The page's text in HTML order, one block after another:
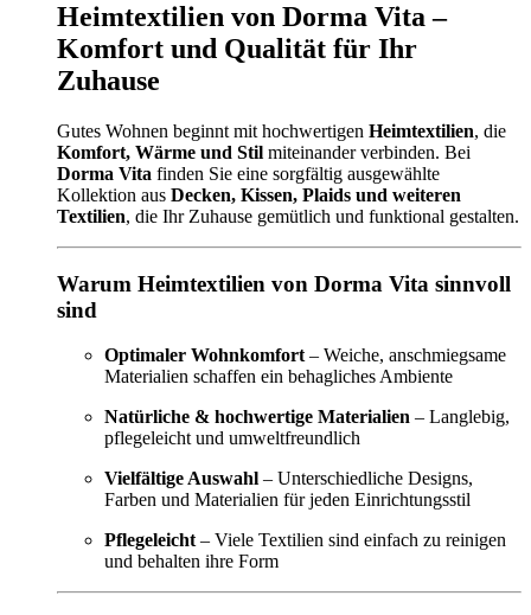
Heimtextilien von Dorma Vita –
Komfort und Qualität für Ihr
Zuhause
Gutes Wohnen beginnt mit hochwertigen Heimtextilien, die
Komfort, Wärme und Stil miteinander verbinden. Bei
Dorma Vita finden Sie eine sorgfältig ausgewählte
Kollektion aus Decken, Kissen, Plaids und weiteren
Textilien, die Ihr Zuhause gemütlich und funktional gestalten.
Warum Heimtextilien von Dorma Vita sinnvoll
sind
Optimaler Wohnkomfort – Weiche, anschmiegsame
Materialien schaffen ein behagliches Ambiente
Natürliche & hochwertige Materialien – Langlebig,
pflegeleicht und umweltfreundlich
Vielfältige Auswahl – Unterschiedliche Designs,
Farben und Materialien für jeden Einrichtungsstil
Pflegeleicht – Viele Textilien sind einfach zu reinigen
und behalten ihre Form